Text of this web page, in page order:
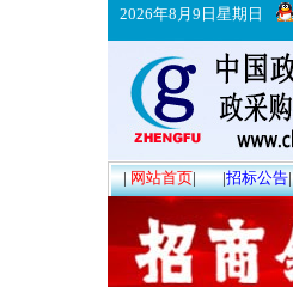
2026年8月9日星期日
|网站首页| |招标公告|